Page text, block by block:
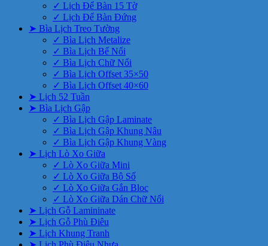
✓ Lịch Để Bàn 15 Tờ
✓ Lịch Để Bàn Đứng
➤ Bìa Lịch Treo Tường
✓ Bìa Lịch Metalize
✓ Bìa Lịch Bế Nổi
✓ Bìa Lịch Chữ Nổi
✓ Bìa Lịch Offset 35×50
✓ Bìa Lịch Offset 40×60
➤ Lịch 52 Tuần
➤ Bìa Lịch Gập
✓ Bìa Lịch Gập Laminate
✓ Bìa Lịch Gập Khung Nâu
✓ Bìa Lịch Gập Khung Vàng
➤ Lịch Lò Xo Giữa
✓ Lò Xo Giữa Mini
✓ Lò Xo Giữa Bộ Số
✓ Lò Xo Giữa Gắn Bloc
✓ Lò Xo Giữa Dán Chữ Nổi
➤ Lịch Gỗ Lamininate
➤ Lịch Gỗ Phù Điêu
➤ Lịch Khung Tranh